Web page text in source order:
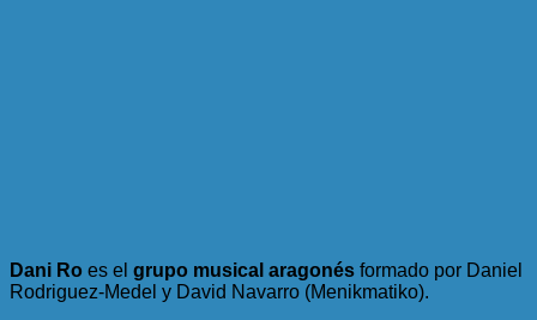
Dani Ro es el grupo musical aragonés formado por Daniel
Rodriguez-Medel y David Navarro (Menikmatiko).